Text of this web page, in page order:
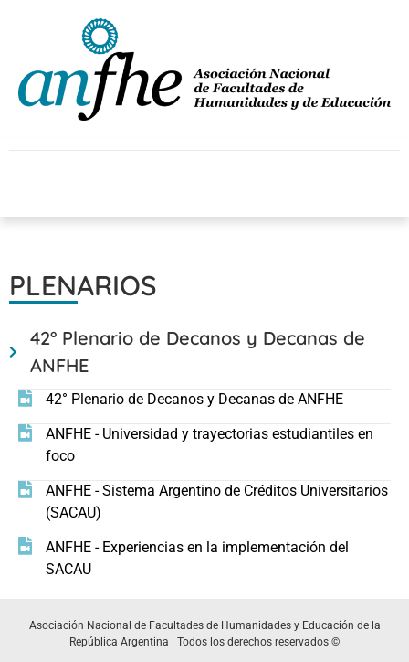
PLENARIOS
42° Plenario de Decanos y Decanas de
ANFHE
42° Plenario de Decanos y Decanas de ANFHE
ANFHE - Universidad y trayectorias estudiantiles en
foco
ANFHE - Sistema Argentino de Créditos Universitarios
(SACAU)
ANFHE - Experiencias en la implementación del
SACAU
Asociación Nacional de Facultades de Humanidades y Educación de la
República Argentina | Todos los derechos reservados ©